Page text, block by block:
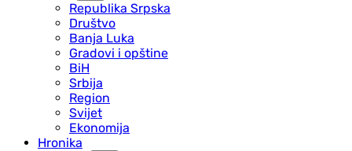
Republika Srpska
Društvo
Banja Luka
Gradovi i opštine
BiH
Srbija
Region
Svijet
Ekonomija
Hronika